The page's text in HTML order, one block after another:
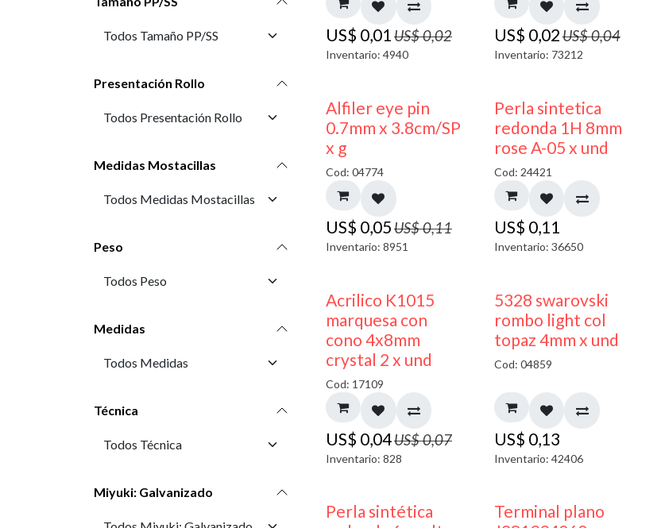
Presentación Rollo
Medidas Mostacillas
Peso
Medidas
Técnica
Miyuki: Galvanizado
US$ 0,01US$0,02
Inventario: 4940
US$ 0,02US$0,04
Inventario: 73212
50% DESCUENTO
Alfiler eye pin
0.7mm x 3.8cm/SP
x g
Cod: 04774
US$ 0,05US$0,11
Inventario: 8951
Perla sintetica
redonda 1H 8mm
rose A-05 x und
Cod: 24421
US$ 0,11
Inventario: 36650
50% DESCUENTO
Acrilico K1015
marquesa con
cono 4x8mm
crystal 2 x und
Cod: 17109
US$ 0,04US$0,07
Inventario: 828
5328 swarovski
rombo light col
topaz 4mm x und
Cod: 04859
US$ 0,13
Inventario: 42406
Perla sintética
Terminal plano